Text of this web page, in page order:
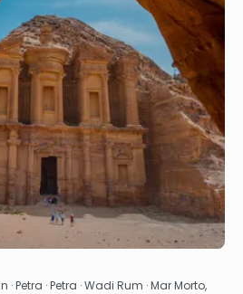
Petra · Petra · Wadi Rum · Mar Morto,